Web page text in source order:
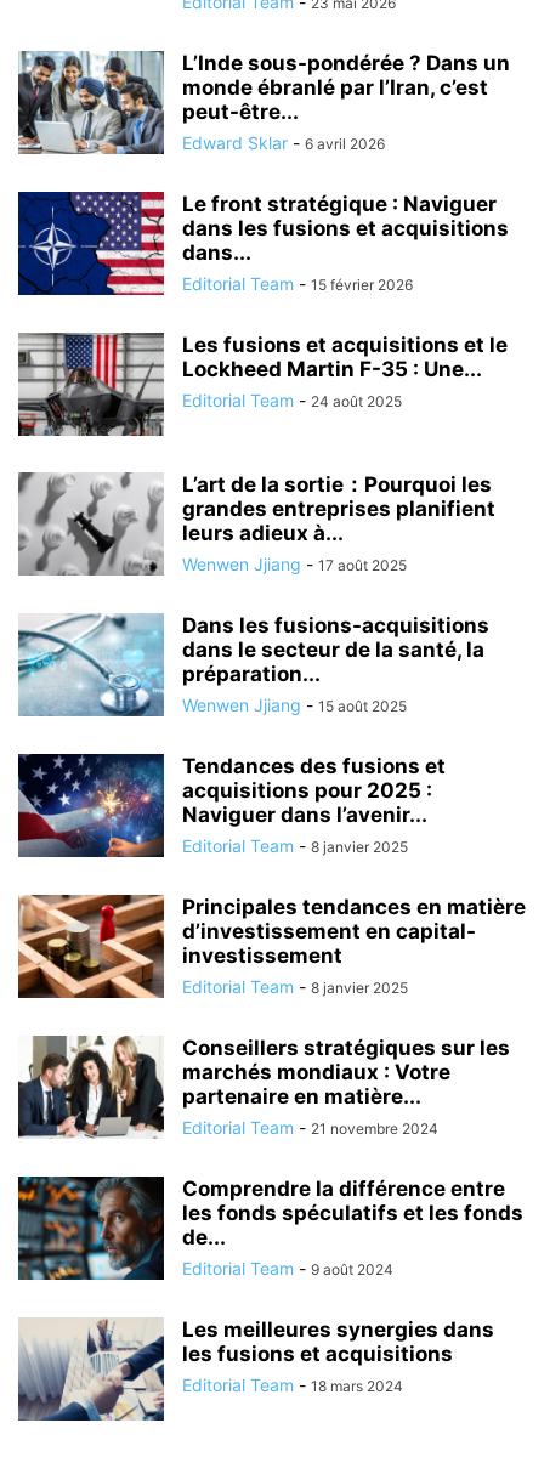
L’Inde sous-pondérée ? Dans un
monde ébranlé par l’Iran, c’est
peut-être...
Edward Sklar - 6 avril 2026
Le front stratégique : Naviguer
dans les fusions et acquisitions
dans...
Editorial Team - 15 février 2026
Les fusions et acquisitions et le
Lockheed Martin F-35 : Une...
Editorial Team - 24 août 2025
L’art de la sortie：Pourquoi les
grandes entreprises planifient
leurs adieux à...
Wenwen Jjiang - 17 août 2025
Dans les fusions-acquisitions
dans le secteur de la santé, la
préparation...
Wenwen Jjiang - 15 août 2025
Tendances des fusions et
acquisitions pour 2025 :
Naviguer dans l’avenir...
Editorial Team - 8 janvier 2025
Principales tendances en matière
d’investissement en capital-
investissement
Editorial Team - 8 janvier 2025
Conseillers stratégiques sur les
marchés mondiaux : Votre
partenaire en matière...
Editorial Team - 21 novembre 2024
Comprendre la différence entre
les fonds spéculatifs et les fonds
de...
Editorial Team - 9 août 2024
Les meilleures synergies dans
les fusions et acquisitions
Editorial Team - 18 mars 2024